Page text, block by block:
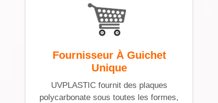
Fournisseur À Guichet
Unique
UVPLASTIC fournit des plaques
polycarbonate sous toutes les formes,